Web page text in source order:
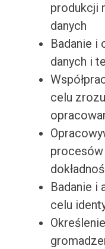
produkcji
danych
Badanie i
danych i
celu
Badanie i
celu